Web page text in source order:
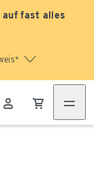
auf fast alles